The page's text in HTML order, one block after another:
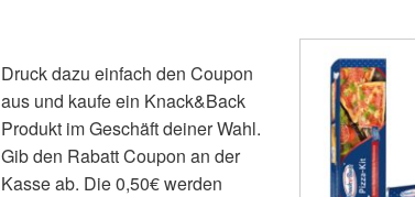
Druck dazu einfach den Coupon
aus und kaufe ein Knack&Back
Produkt im Geschäft deiner Wahl.
Gib den Rabatt Coupon an der
Kasse ab. Die 0,50€ werden